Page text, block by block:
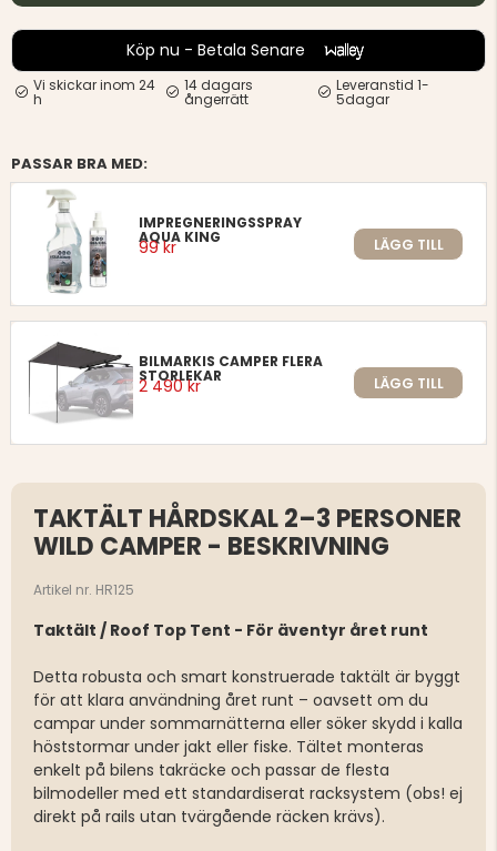
Köp nu - Betala Senare
Vi skickar inom 24
h
14 dagars
ångerrätt
Leveranstid 1-
5dagar
PASSAR BRA MED:
IMPREGNERINGSSPRAY
AQUA KING
99 kr LÄGG TILL
BILMARKIS CAMPER FLERA
STORLEKAR
2 490 kr LÄGG TILL
TAKTÄLT HÅRDSKAL 2–3 PERSONER
WILD CAMPER - BESKRIVNING
Artikel nr. HR125
Taktält / Roof Top Tent - För äventyr året runt
Detta robusta och smart konstruerade taktält är byggt
för att klara användning året runt – oavsett om du
campar under sommarnätterna eller söker skydd i kalla
höststormar under jakt eller fiske. Tältet monteras
enkelt på bilens takräcke och passar de flesta
bilmodeller med ett standardiserat racksystem (obs! ej
direkt på rails utan tvärgående räcken krävs).